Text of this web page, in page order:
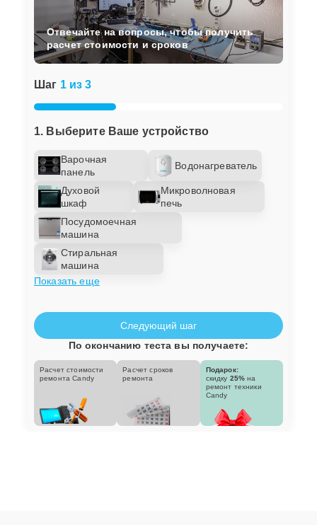
Шаг 1 из 3
1. Выберите Ваше устройство
Варочная
панель
Водонагреватель
Духовой
шкаф
Микроволновая
печь
Посудомоечная
машина
Стиральная
машина
Показать еще
Отвечайте на вопросы, чтобы получить
расчет стоимости и сроков
Следующий шаг
По окончанию теста вы получаете:
Расчет стоимости
ремонта Candy
Расчет сроков
ремонта
Подарок:
скидку 25% на
ремонт техники
Candy